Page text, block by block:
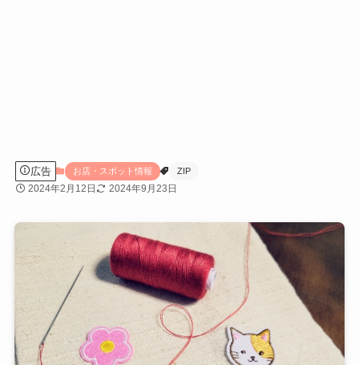
広告 お店・スポット情報 ZIP
2024年2月12日 2024年9月23日